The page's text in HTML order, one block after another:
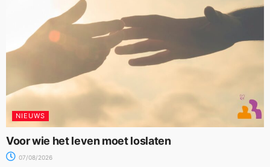
NIEUWS
Voor wie het leven moet loslaten
07/08/2026